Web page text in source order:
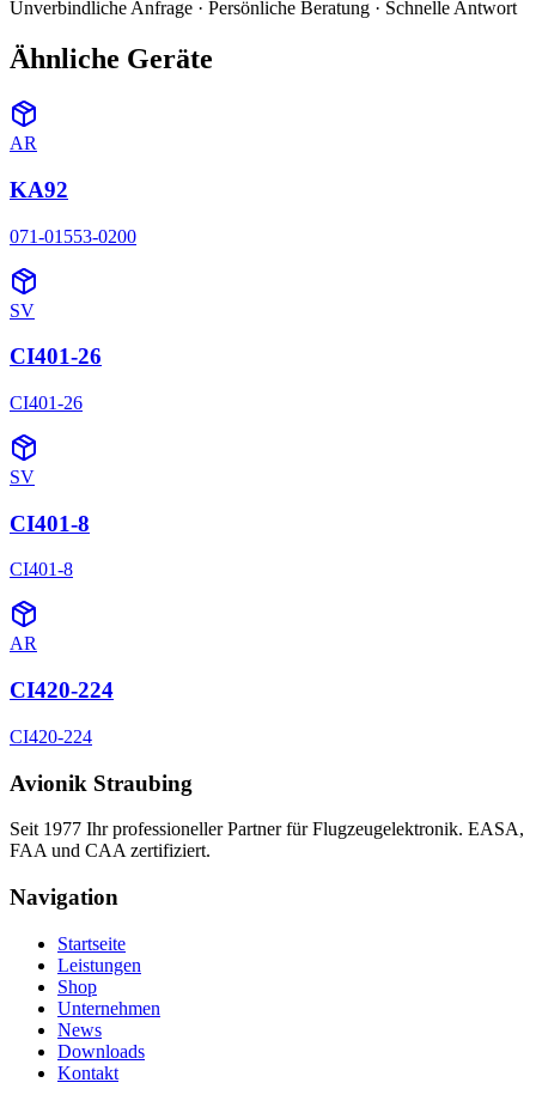
Unverbindliche Anfrage · Persönliche Beratung · Schnelle Antwort
Ähnliche Geräte
AR
KA92
071-01553-0200
SV
CI401-26
CI401-26
SV
CI401-8
CI401-8
AR
CI420-224
CI420-224
Avionik Straubing
Seit 1977 Ihr professioneller Partner für Flugzeugelektronik. EASA,
FAA und CAA zertifiziert.
Navigation
Startseite
Leistungen
Shop
Unternehmen
News
Downloads
Kontakt